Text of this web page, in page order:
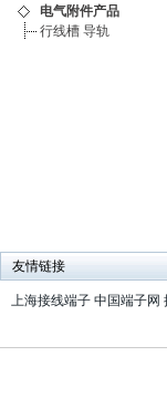
电气附件产品
行线槽 导轨
友情链接
上海接线端子 中国端子网